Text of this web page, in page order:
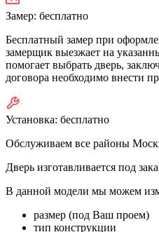
Замер: бесплатно
Бесплатный замер при
замерщик выезжает на
помогает выбрать дверь,
договора необходимо внести
Установка: бесплатно
Обслуживаем все районы
Дверь изготавливается под
В данной модели мы можем
размер (под Ваш проем)
тип конструкции